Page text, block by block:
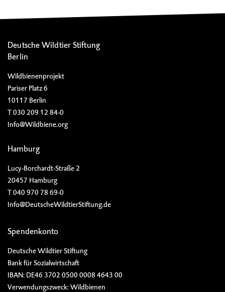
Deutsche Wildtier Stiftung
Berlin
Wildbienenprojekt
Pariser Platz 6
10117 Berlin
T 030 209 12 84-0
Info@Wildbiene.org
Hamburg
Lucy-Borchardt-Straße 2
20457 Hamburg
T 040 970 78 69-0
Info@DeutscheWildtierStiftung.de
Spendenkonto
Deutsche Wildtier Stiftung
Bank für Sozialwirtschaft
IBAN: DE46 3702 0500 0008 4643 00
Verwendungszweck: Wildbienen